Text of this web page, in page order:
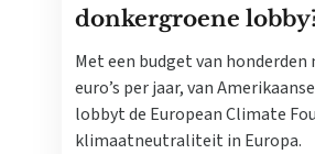
donkergroene
Met een budget van
euro’s per jaar, van
lobbyt de European Climate
klimaatneutraliteit in Europa.